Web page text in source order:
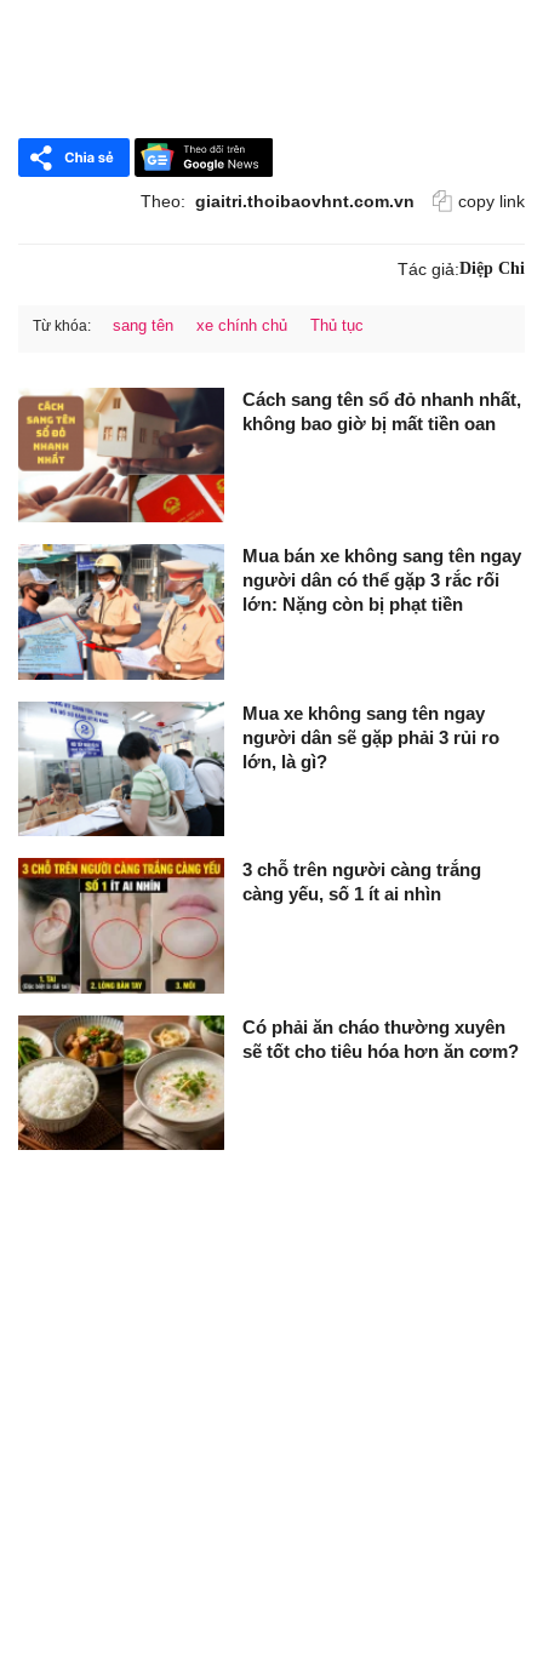
Theo: giaitri.thoibaovhnt.com.vn copy link
Tác giả:Diệp Chi
Từ khóa: sang tên xe chính chủ Thủ tục
Cách sang tên sổ đỏ nhanh nhất,
không bao giờ bị mất tiền oan
Mua bán xe không sang tên ngay
người dân có thể gặp 3 rắc rối
lớn: Nặng còn bị phạt tiền
Mua xe không sang tên ngay
người dân sẽ gặp phải 3 rủi ro
lớn, là gì?
3 chỗ trên người càng trắng
càng yếu, số 1 ít ai nhìn
Có phải ăn cháo thường xuyên
sẽ tốt cho tiêu hóa hơn ăn cơm?